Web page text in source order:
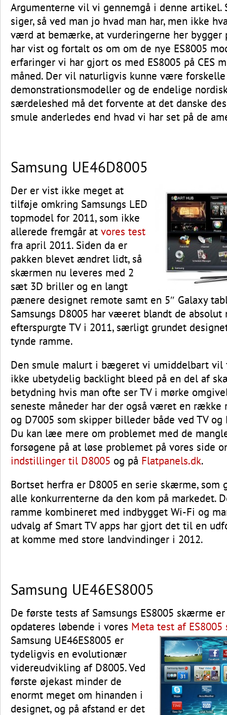
Argumenterne vil vi gennemgå i denne artikel.
siger, så ved man jo hvad man har, men ikke
værd at bemærke, at vurderingerne her bygger
har vist og fortalt os om om de nye ES8005
erfaringer vi har gjort os med ES8005 på CES
måned. Der vil naturligvis kunne være
demonstrationsmodeller og de endelige
særdeleshed må det forvente at det danske
smule anderledes end hvad vi har set på de
Samsung UE46D8005
Der er vist ikke meget at
tilføje omkring Samsungs LED
topmodel for 2011, som ikke
allerede fremgår at vores test
fra april 2011. Siden da er
pakken blevet ændret lidt, så
skærmen nu leveres med 2
sæt 3D briller og en langt
pænere designet remote samt en 5″ Galaxy
Samsungs D8005 har væeret blandt de
efterspurgte TV i 2011, særligt grundet
tynde ramme.
Den smule malurt i bægeret vi umiddelbart
ikke ubetydelig backlight bleed på en del af
betydning hvis man ofte ser TV i mørke
seneste måneder har der også været en række
og D7005 som skipper billeder både ved TV
Du kan læe mere om problemet med de
forsøgene på at løse problemet på vores side
indstillinger til D8005 og på Flatpanels.dk.
Bortset herfra er D8005 en serie skærme, som
alle konkurrenterne da den kom på markedet.
ramme kombineret med indbygget Wi-Fi og
udvalg af Smart TV apps har gjort det til en
at komme med store landvindinger i 2012.
Samsung UE46ES8005
De første tests af Samsungs ES8005 skærme
opdateres løbende i vores Meta test af ES8005
Samsung UE46ES8005 er
tydeligvis en evolutionær
videreudvikling af D8005. Ved
første øjekast minder de
enormt meget om hinanden i
designet, og på afstand er det